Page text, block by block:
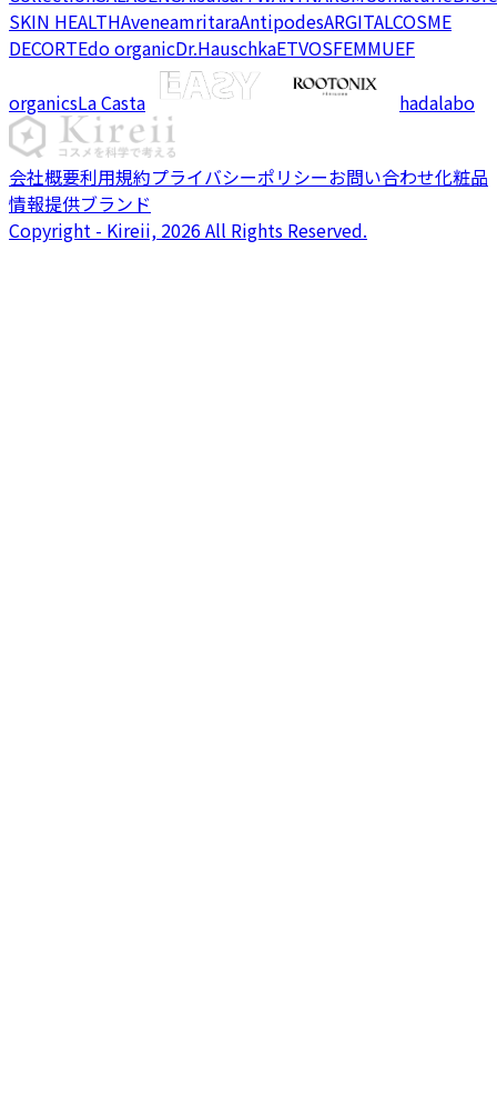
SKIN HEALTHAveneamritaraAntipodesARGITALCOSME
DECORTEdo organicDr.HauschkaETVOSFEMMUEF
organicsLa Casta hadalabo
会社概要利用規約プライバシーポリシーお問い合わせ化粧品
情報提供ブランド
Copyright - Kireii, 2026 All Rights Reserved.